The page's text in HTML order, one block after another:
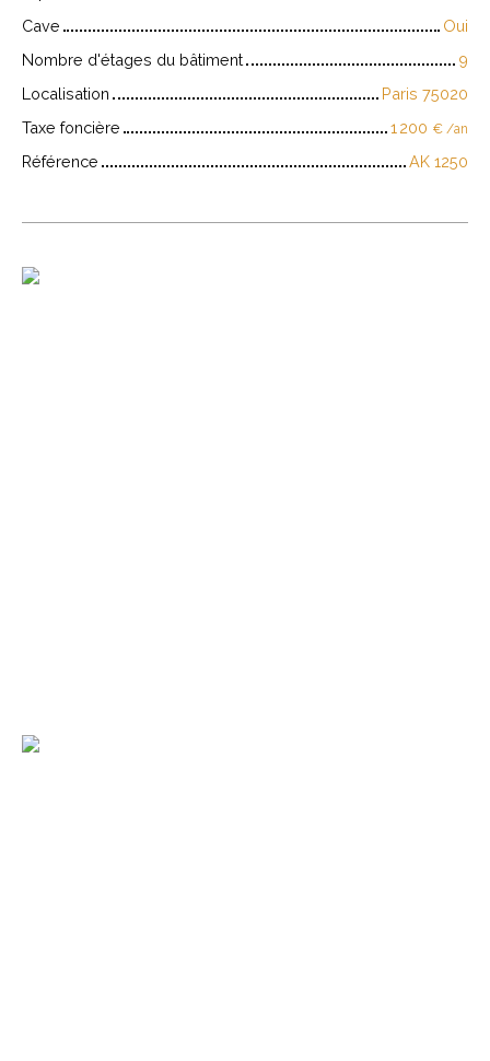
Cave
Oui
Nombre d'étages du bâtiment
9
Localisation
Paris 75020
Taxe foncière
1 200 € /an
Référence AK 1250